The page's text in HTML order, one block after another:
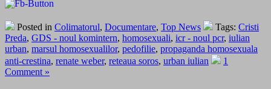
Posted in Colimatorul, Documentare, Top News Tags: Cristi
Preda, GDS - noul komintern, homosexuali, icr - noul pcr, iulian
urban, marsul homosexualilor, pedofilie, propaganda homosexuala
anti-crestina, renate weber, reteaua soros, urban iulian
1
Comment »